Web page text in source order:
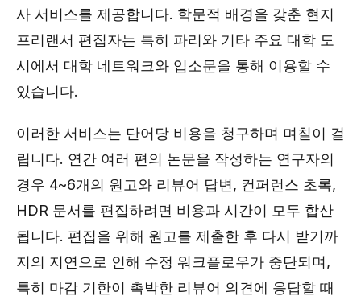
사 서비스를 제공합니다. 학문적 배경을 갖춘 현지
프리랜서 편집자는 특히 파리와 기타 주요 대학 도
시에서 대학 네트워크와 입소문을 통해 이용할 수
있습니다.
이러한 서비스는 단어당 비용을 청구하며 며칠이 걸
립니다. 연간 여러 편의 논문을 작성하는 연구자의
경우 4~6개의 원고와 리뷰어 답변, 컨퍼런스 초록,
HDR 문서를 편집하려면 비용과 시간이 모두 합산
됩니다. 편집을 위해 원고를 제출한 후 다시 받기까
지의 지연으로 인해 수정 워크플로우가 중단되며,
특히 마감 기한이 촉박한 리뷰어 의견에 응답할 때